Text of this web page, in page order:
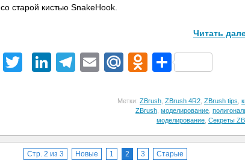
со старой кистью SnakeHook.
Читать
Facebook
TwitterLinkedIn
Telegram
EmailMail.Ru
Метки: ZBrush ZBrush 4R2 ZBrush tips
ZBrush моделирование
моделирование Секреты
Стр. 2 из 3 Новые 1 2 3 Старые